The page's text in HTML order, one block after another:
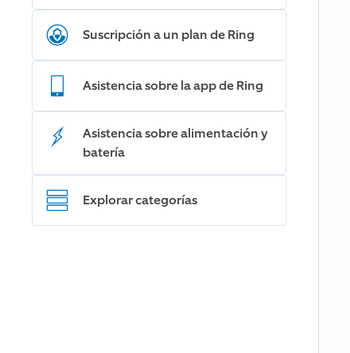
Suscripción a un plan de Ring
Asistencia sobre la app de Ring
Asistencia sobre alimentación y
batería
Explorar categorías